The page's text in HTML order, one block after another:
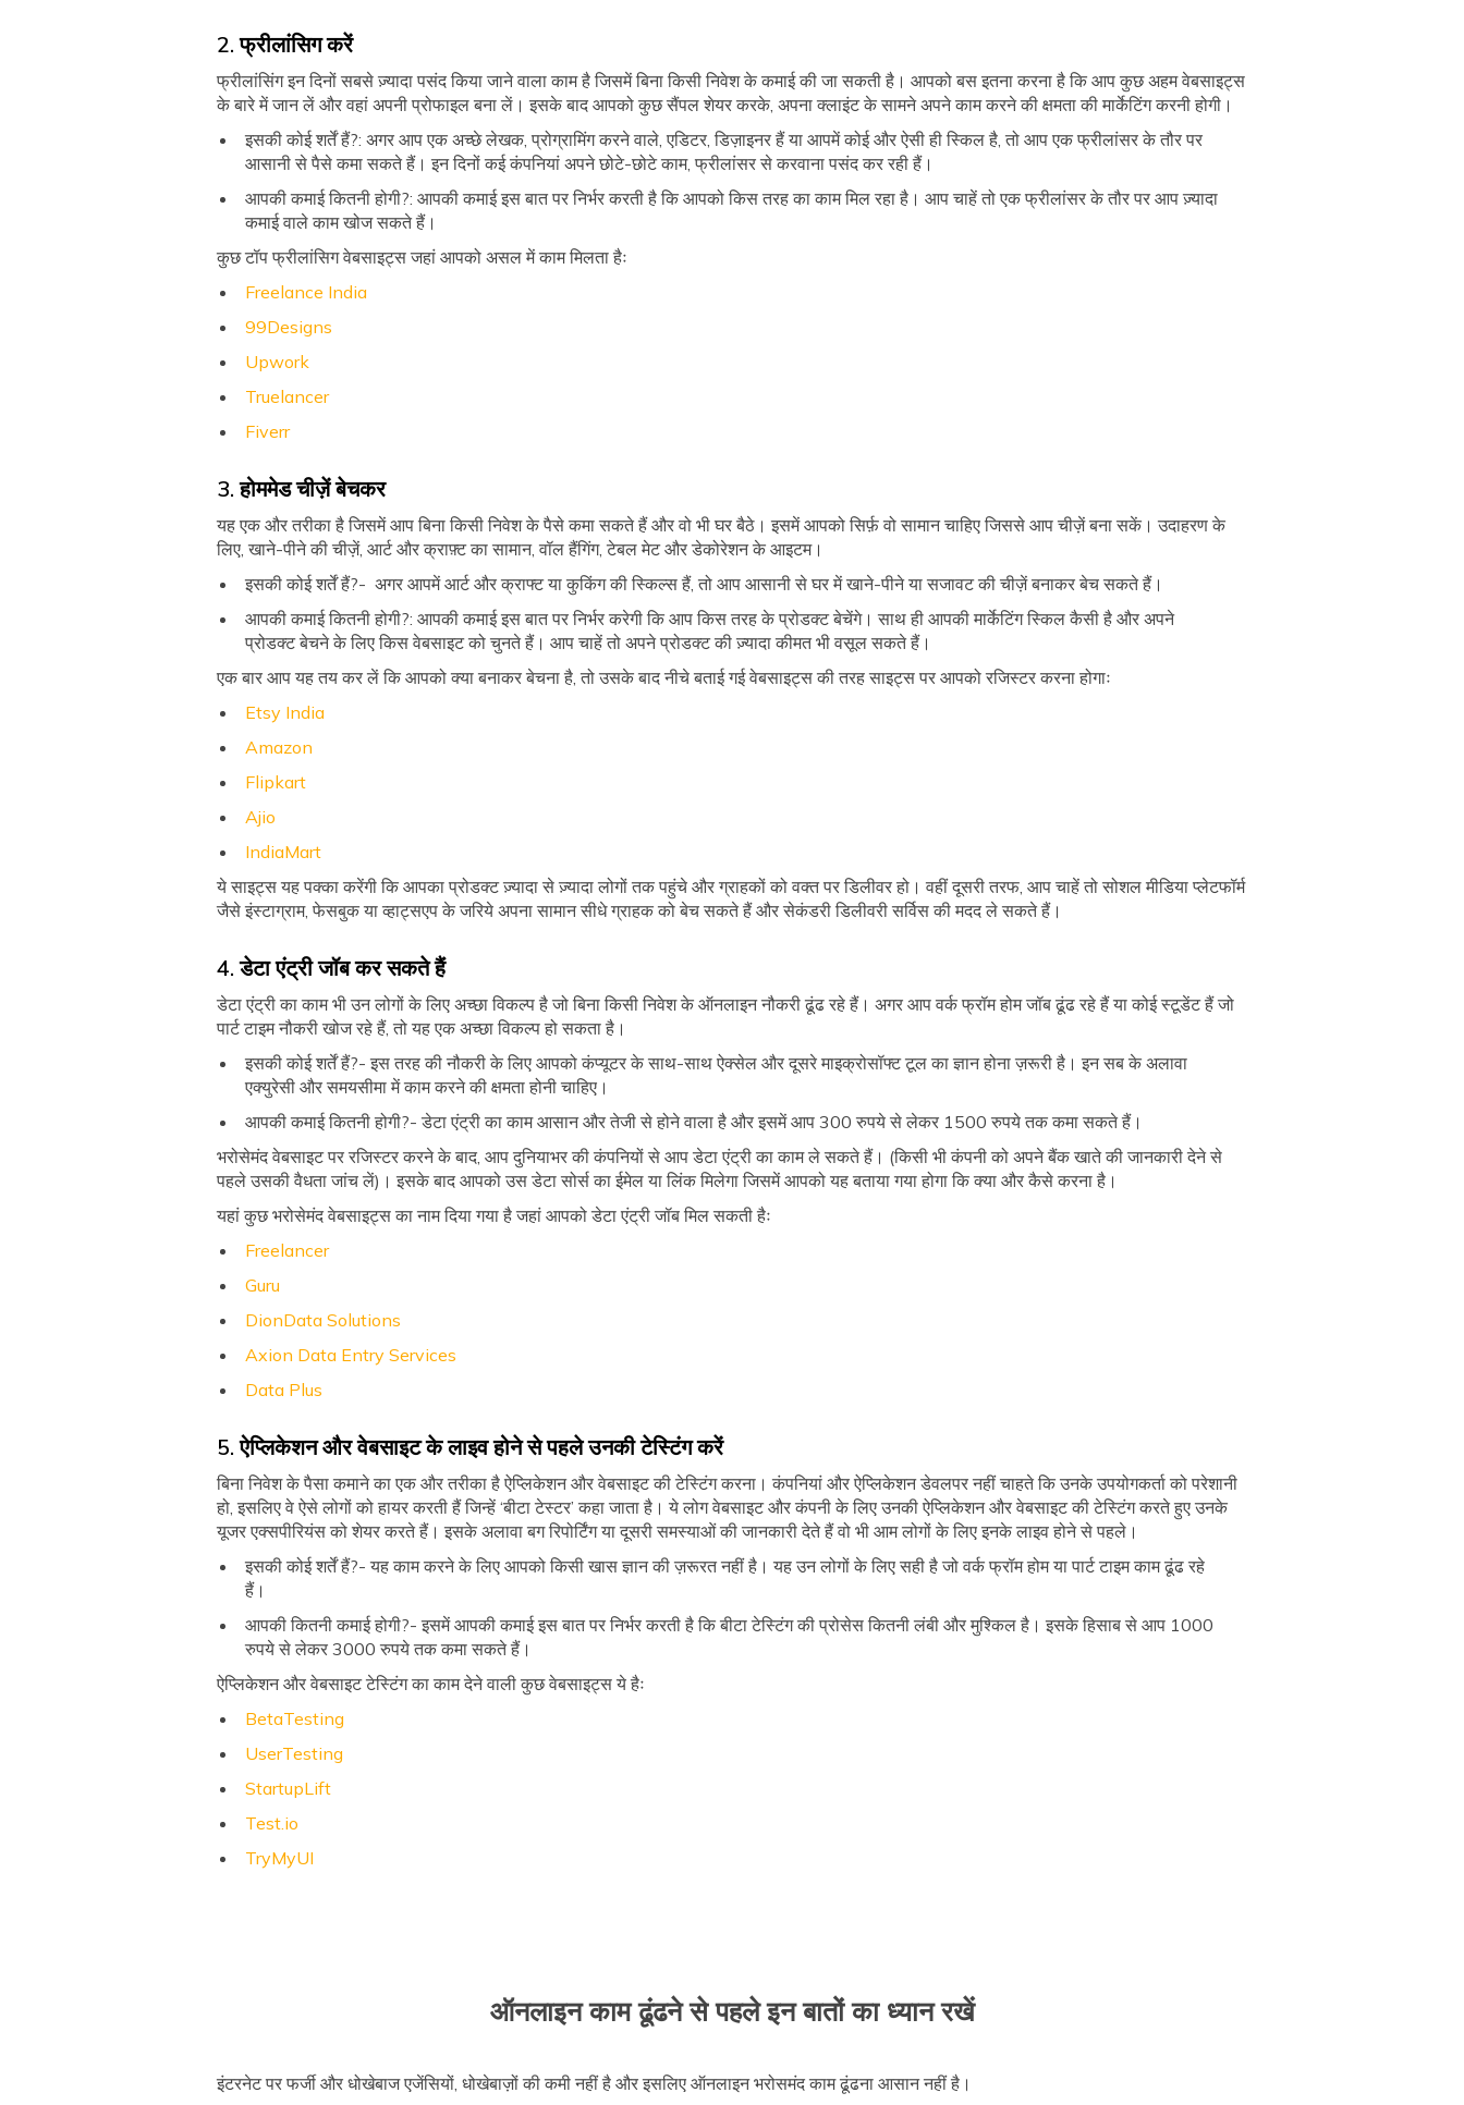
2. फ्रीलांसिग करें
फ्रीलांसिंग इन दिनों सबसे ज़्यादा पसंद किया जाने वाला काम है जिसमें बिना किसी निवेश के कमाई की जा सकती है। आपको बस इतना करना है कि आप कुछ अहम वेबसाइट्स
के बारे में जान लें और वहां अपनी प्रोफाइल बना लें। इसके बाद आपको कुछ सैंपल शेयर करके, अपना क्लाइंट के सामने अपने काम करने की क्षमता की मार्केटिंग करनी होगी।
इसकी कोई शर्तें हैं?: अगर आप एक अच्छे लेखक, प्रोग्रामिंग करने वाले, एडिटर, डिज़ाइनर हैं या आपमें कोई और ऐसी ही स्किल है, तो आप एक फ्रीलांसर के तौर पर
आसानी से पैसे कमा सकते हैं। इन दिनों कई कंपनियां अपने छोटे-छोटे काम, फ्रीलांसर से करवाना पसंद कर रही हैं।
आपकी कमाई कितनी होगी?: आपकी कमाई इस बात पर निर्भर करती है कि आपको किस तरह का काम मिल रहा है। आप चाहें तो एक फ्रीलांसर के तौर पर आप ज़्यादा
कमाई वाले काम खोज सकते हैं।
कुछ टॉप फ्रीलांसिग वेबसाइट्स जहां आपको असल में काम मिलता हैः
Freelance India
99Designs
Upwork
Truelancer
Fiverr
3. होममेड चीज़ें बेचकर
यह एक और तरीका है जिसमें आप बिना किसी निवेश के पैसे कमा सकते हैं और वो भी घर बैठे। इसमें आपको सिर्फ़ वो सामान चाहिए जिससे आप चीज़ें बना सकें। उदाहरण के
लिए, खाने-पीने की चीज़ें, आर्ट और क्राफ़्ट का सामान, वॉल हैंगिंग, टेबल मेट और डेकोरेशन के आइटम।
इसकी कोई शर्तें हैं?- अगर आपमें आर्ट और क्राफ्ट या कुकिंग की स्किल्स हैं, तो आप आसानी से घर में खाने-पीने या सजावट की चीज़ें बनाकर बेच सकते हैं।
आपकी कमाई कितनी होगी?: आपकी कमाई इस बात पर निर्भर करेगी कि आप किस तरह के प्रोडक्ट बेचेंगे। साथ ही आपकी मार्केटिंग स्किल कैसी है और अपने
प्रोडक्ट बेचने के लिए किस वेबसाइट को चुनते हैं। आप चाहें तो अपने प्रोडक्ट की ज़्यादा कीमत भी वसूल सकते हैं।
एक बार आप यह तय कर लें कि आपको क्या बनाकर बेचना है, तो उसके बाद नीचे बताई गई वेबसाइट्स की तरह साइट्स पर आपको रजिस्टर करना होगाः
Etsy India
Amazon
Flipkart
Ajio
IndiaMart
ये साइट्स यह पक्का करेंगी कि आपका प्रोडक्ट ज़्यादा से ज़्यादा लोगों तक पहुंचे और ग्राहकों को वक्त पर डिलीवर हो। वहीं दूसरी तरफ, आप चाहें तो सोशल मीडिया प्लेटफॉर्म
जैसे इंस्टाग्राम, फेसबुक या व्हाट्सएप के जरिये अपना सामान सीधे ग्राहक को बेच सकते हैं और सेकंडरी डिलीवरी सर्विस की मदद ले सकते हैं।
4. डेटा एंट्री जॉब कर सकते हैं
डेटा एंट्री का काम भी उन लोगों के लिए अच्छा विकल्प है जो बिना किसी निवेश के ऑनलाइन नौकरी ढूंढ रहे हैं। अगर आप वर्क फ्रॉम होम जॉब ढूंढ रहे हैं या कोई स्टूडेंट हैं जो
पार्ट टाइम नौकरी खोज रहे हैं, तो यह एक अच्छा विकल्प हो सकता है।
इसकी कोई शर्तें हैं?- इस तरह की नौकरी के लिए आपको कंप्यूटर के साथ-साथ ऐक्सेल और दूसरे माइक्रोसॉफ्ट टूल का ज्ञान होना ज़रूरी है। इन सब के अलावा
एक्युरेसी और समयसीमा में काम करने की क्षमता होनी चाहिए।
आपकी कमाई कितनी होगी?- डेटा एंट्री का काम आसान और तेजी से होने वाला है और इसमें आप 300 रुपये से लेकर 1500 रुपये तक कमा सकते हैं।
भरोसेमंद वेबसाइट पर रजिस्टर करने के बाद, आप दुनियाभर की कंपनियों से आप डेटा एंट्री का काम ले सकते हैं। (किसी भी कंपनी को अपने बैंक खाते की जानकारी देने से
पहले उसकी वैधता जांच लें)। इसके बाद आपको उस डेटा सोर्स का ईमेल या लिंक मिलेगा जिसमें आपको यह बताया गया होगा कि क्या और कैसे करना है।
यहां कुछ भरोसेमंद वेबसाइट्स का नाम दिया गया है जहां आपको डेटा एंट्री जॉब मिल सकती हैः
Freelancer
Guru
DionData Solutions
Axion Data Entry Services
Data Plus
5. ऐप्लिकेशन और वेबसाइट के लाइव होने से पहले उनकी टेस्टिंग करें
बिना निवेश के पैसा कमाने का एक और तरीका है ऐप्लिकेशन और वेबसाइट की टेस्टिंग करना। कंपनियां और ऐप्लिकेशन डेवलपर नहीं चाहते कि उनके उपयोगकर्ता को परेशानी
हो, इसलिए वे ऐसे लोगों को हायर करती हैं जिन्हें ‘बीटा टेस्टर’ कहा जाता है। ये लोग वेबसाइट और कंपनी के लिए उनकी ऐप्लिकेशन और वेबसाइट की टेस्टिंग करते हुए उनके
यूजर एक्सपीरियंस को शेयर करते हैं। इसके अलावा बग रिपोर्टिंग या दूसरी समस्याओं की जानकारी देते हैं वो भी आम लोगों के लिए इनके लाइव होने से पहले।
इसकी कोई शर्तें हैं?- यह काम करने के लिए आपको किसी खास ज्ञान की ज़रूरत नहीं है। यह उन लोगों के लिए सही है जो वर्क फ्रॉम होम या पार्ट टाइम काम ढूंढ रहे
हैं।
आपकी कितनी कमाई होगी?- इसमें आपकी कमाई इस बात पर निर्भर करती है कि बीटा टेस्टिंग की प्रोसेस कितनी लंबी और मुश्किल है। इसके हिसाब से आप 1000
रुपये से लेकर 3000 रुपये तक कमा सकते हैं।
ऐप्लिकेशन और वेबसाइट टेस्टिंग का काम देने वाली कुछ वेबसाइट्स ये हैः
BetaTesting
UserTesting
StartupLift
Test.io
TryMyUI
ऑनलाइन काम ढूंढने से पहले इन बातों का ध्यान रखें
इंटरनेट पर फर्जी और धोखेबाज एजेंसियों, धोखेबाज़ों की कमी नहीं है और इसलिए ऑनलाइन भरोसमंद काम ढूंढना आसान नहीं है।